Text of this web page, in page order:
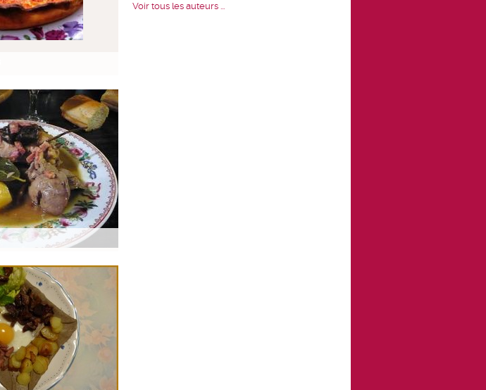
Voir tous les auteurs ...